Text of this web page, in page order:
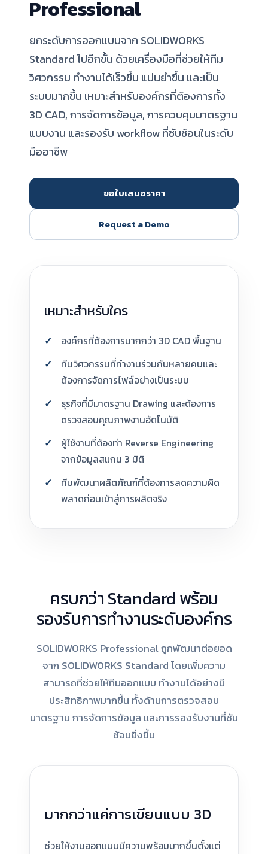
Professional
ยกระดับการออกแบบจาก SOLIDWORKS
Standard ไปอีกขั้น ด้วยเครื่องมือที่ช่วยให้ทีม
วิศวกรรม ทำงานได้เร็วขึ้น แม่นยำขึ้น และเป็น
ระบบมากขึ้น เหมาะสำหรับองค์กรที่ต้องการทั้ง
3D CAD, การจัดการข้อมูล, การควบคุมมาตรฐาน
แบบงาน และรองรับ workflow ที่ซับซ้อนในระดับ
มืออาชีพ
ขอใบเสนอราคา
Request a Demo
เหมาะสำหรับใคร
องค์กรที่ต้องการมากกว่า 3D CAD พื้นฐาน
ทีมวิศวกรรมที่ทำงานร่วมกันหลายคนและ
ต้องการจัดการไฟล์อย่างเป็นระบบ
ธุรกิจที่มีมาตรฐาน Drawing และต้องการ
ตรวจสอบคุณภาพงานอัตโนมัติ
ผู้ใช้งานที่ต้องทำ Reverse Engineering
จากข้อมูลสแกน 3 มิติ
ทีมพัฒนาผลิตภัณฑ์ที่ต้องการลดความผิด
พลาดก่อนเข้าสู่การผลิตจริง
ครบกว่า Standard พร้อม
รองรับการทำงานระดับองค์กร
SOLIDWORKS Professional ถูกพัฒนาต่อยอด
จาก SOLIDWORKS Standard โดยเพิ่มความ
สามารถที่ช่วยให้ทีมออกแบบ ทำงานได้อย่างมี
ประสิทธิภาพมากขึ้น ทั้งด้านการตรวจสอบ
มาตรฐาน การจัดการข้อมูล และการรองรับงานที่ซับ
ซ้อนยิ่งขึ้น
มากกว่าแค่การเขียนแบบ 3D
ช่วยให้งานออกแบบมีความพร้อมมากขึ้นตั้งแต่